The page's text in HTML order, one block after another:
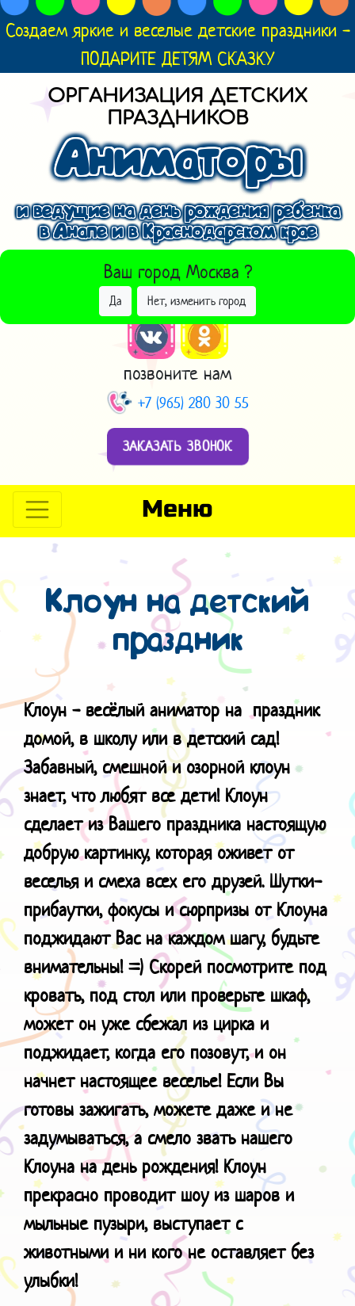
Создаем яркие и веселые детские праздники -
ПОДАРИТЕ ДЕТЯМ СКАЗКУ
ОРГАНИЗАЦИЯ ДЕТСКИХ
ПРАЗДНИКОВ
Аниматоры
и ведущие на день рождения ребенка
в Анапе и в Краснодарском крае
Ваш город Москва ?
Да Нет, изменить город
ВЫБРАТЬ ДРУГОЙ ГОРОД
позвоните нам
+7 (965) 280 30 55
ЗАКАЗАТЬ ЗВОНОК
Меню
Клоун на детский
праздник
Клоун - весёлый аниматор на праздник
домой, в школу или в детский сад!
Забавный, смешной и озорной клоун
знает, что любят все дети! Клоун
сделает из Вашего праздника настоящую
добрую картинку, которая оживет от
веселья и смеха всех его друзей. Шутки-
прибаутки, фокусы и сюрпризы от Клоуна
поджидают Вас на каждом шагу, будьте
внимательны! =) Скорей посмотрите под
кровать, под стол или проверьте шкаф,
может он уже сбежал из цирка и
поджидает, когда его позовут, и он
начнет настоящее веселье! Если Вы
готовы зажигать, можете даже и не
задумываться, а смело звать нашего
Клоуна на день рождения! Клоун
прекрасно проводит шоу из шаров и
мыльные пузыри, выступает с
животными и ни кого не оставляет без
улыбки!